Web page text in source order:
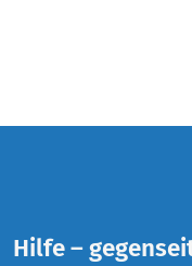
Hilfe –